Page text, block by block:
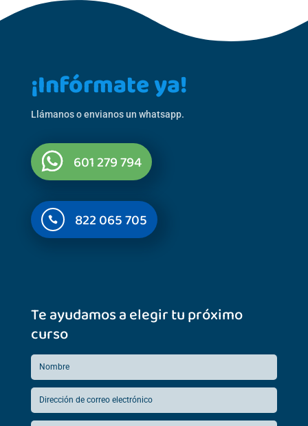
¡Infórmate ya!
Llámanos o envianos un whatsapp.
601 279 794
 822 065 705
Te ayudamos a elegir tu próximo
curso